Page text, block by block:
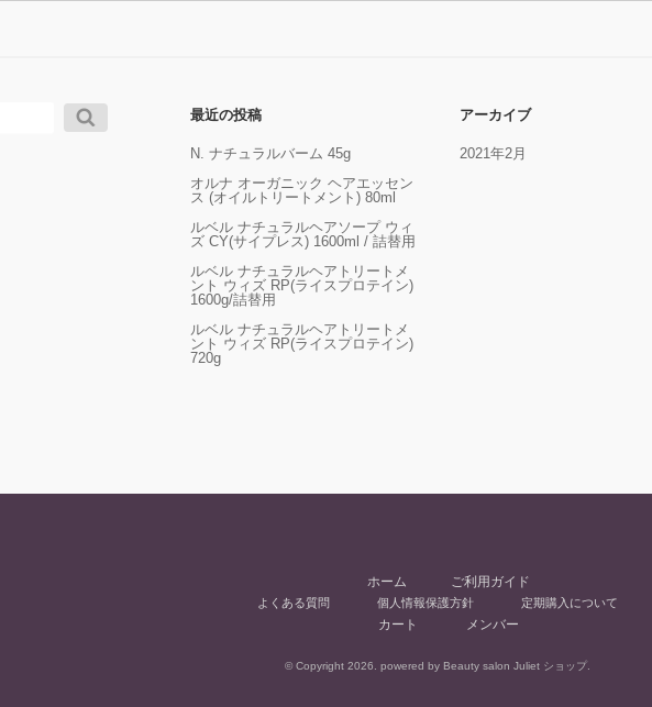
最近の投稿
N. ナチュラルバーム 45g
オルナ オーガニック ヘアエッセン
ス (オイルトリートメント) 80ml
ルベル ナチュラルヘアソープ ウィ
ズ CY(サイプレス) 1600ml / 詰替用
ルベル ナチュラルヘアトリートメ
ント ウィズ RP(ライスプロテイン)
1600g/詰替用
ルベル ナチュラルヘアトリートメ
ント ウィズ RP(ライスプロテイン)
720g
アーカイブ
2021年2月
ホーム ご利用ガイド
よくある質問 個人情報保護方針 定期購入について
カート メンバー
© Copyright 2026. powered by Beauty salon Juliet ショップ.